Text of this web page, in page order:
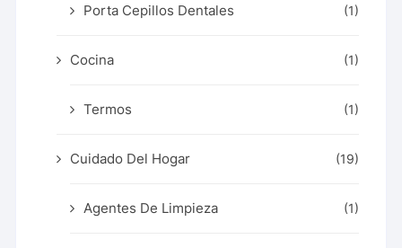
Porta Cepillos Dentales (1)
Cocina (1)
Termos (1)
Cuidado Del Hogar (19)
Agentes De Limpieza (1)